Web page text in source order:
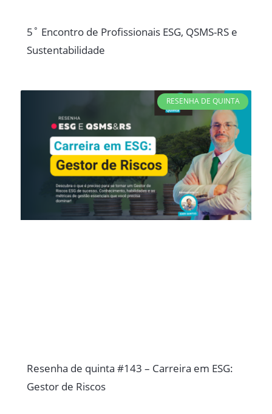
5˚ Encontro de Profissionais ESG, QSMS-RS e
Sustentabilidade
RESENHA DE QUINTA
Resenha de quinta #143 – Carreira em ESG:
Gestor de Riscos